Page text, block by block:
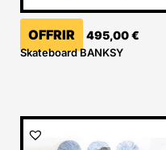
OFFRIR 495,00€
Skateboard BANKSY